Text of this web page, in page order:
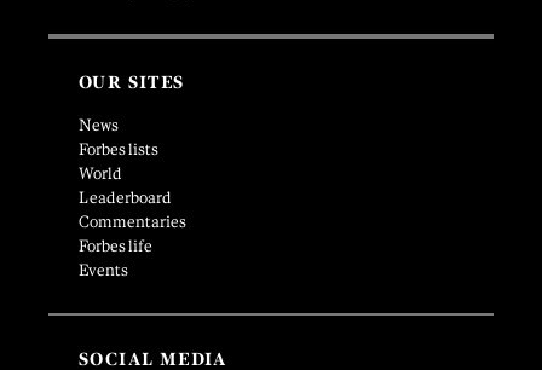
OUR SITES
News
Forbes lists
World
Leaderboard
Commentaries
Forbes life
Events
SOCIAL MEDIA